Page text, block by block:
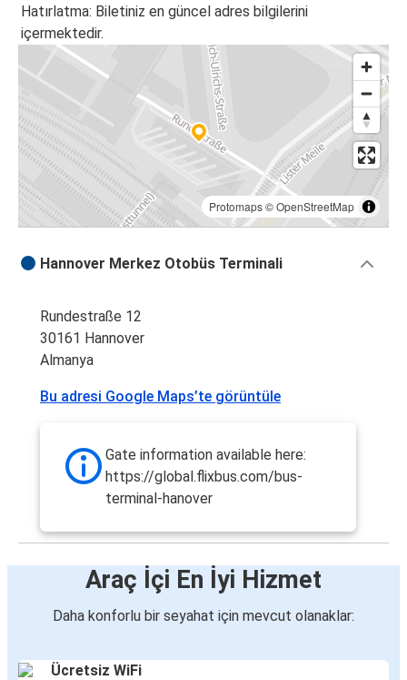
Hatırlatma: Biletiniz en güncel adres bilgilerini
içermektedir.
Protomaps©OpenStreetMap
Hannover Merkez Otobüs Terminali
Rundestraße 12
30161 Hannover
Almanya
Bu adresi Google Maps’te görüntüle
Gate information available here:
https://global.flixbus.com/bus-
terminal-hanover
Araç İçi En İyi Hizmet
Daha konforlu bir seyahat için mevcut olanaklar:
Ücretsiz WiFi